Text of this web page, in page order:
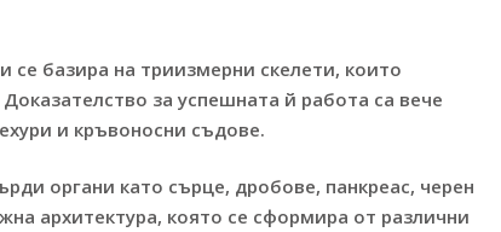
се базира на триизмерни скелети, които
за успешната й работа са вече
и кръвоносни съдове.
органи като сърце, дробове, панкреас, черен
архитектура, която се сформира от различни